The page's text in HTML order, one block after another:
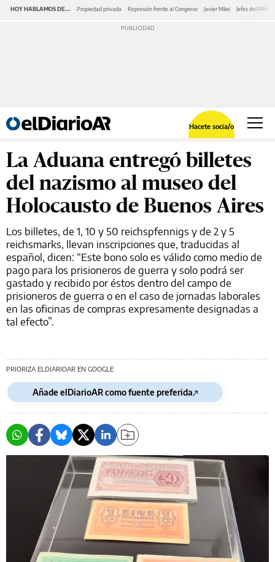
HOY HABLAMOS DE... Propiedad privada Represión frente al Congreso Javier Milei Jefes del PAMI
Hacete socia/o
La Aduana entregó billetes
del nazismo al museo del
Holocausto de Buenos Aires
Los billetes, de 1, 10 y 50 reichspfennigs y de 2 y 5
reichsmarks, llevan inscripciones que, traducidas al
español, dicen: “Este bono solo es válido como medio de
pago para los prisioneros de guerra y solo podrá ser
gastado y recibido por éstos dentro del campo de
prisioneros de guerra o en el caso de jornadas laborales
en las oficinas de compras expresamente designadas a
tal efecto”.
PRIORIZA ELDIARIOAR EN GOOGLE
Añade elDiarioAR como fuente preferida